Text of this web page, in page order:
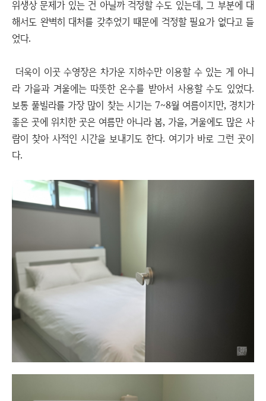
위생상 문제가 있는 건 아닐까 걱정할 수도 있는데, 그 부분에 대
해서도 완벽히 대처를 갖추었기 때문에 걱정할 필요가 없다고 들
었다.
더욱이 이곳 수영장은 차가운 지하수만 이용할 수 있는 게 아니
라 가을과 겨울에는 따뜻한 온수를 받아서 사용할 수도 있었다.
보통 풀빌라를 가장 많이 찾는 시기는 7~8월 여름이지만, 경치가
좋은 곳에 위치한 곳은 여름만 아니라 봄, 가을, 겨울에도 많은 사
람이 찾아 사적인 시간을 보내기도 한다. 여기가 바로 그런 곳이
다.